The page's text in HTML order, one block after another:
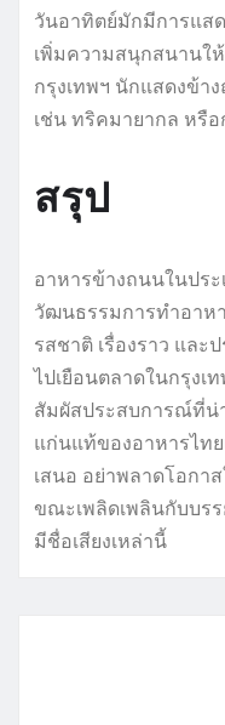
วันอาทิตย์มักมีการแส
เพิ่มความสนุกสนานใ
กรุงเทพฯ นักแสดงข้า
เช่น ทริคมายากล หรื
สรุป
อาหารข้างถนนในปร
วัฒนธรรมการทำอาห
รสชาติ เรื่องราว แล
ไปเยือนตลาดในกรุงเ
สัมผัสประสบการณ์ที่น่
แก่นแท้ของอาหารไท
เสนอ อย่าพลาดโอกา
ขณะเพลิดเพลินกับบร
มีชื่อเสียงเหล่านี้